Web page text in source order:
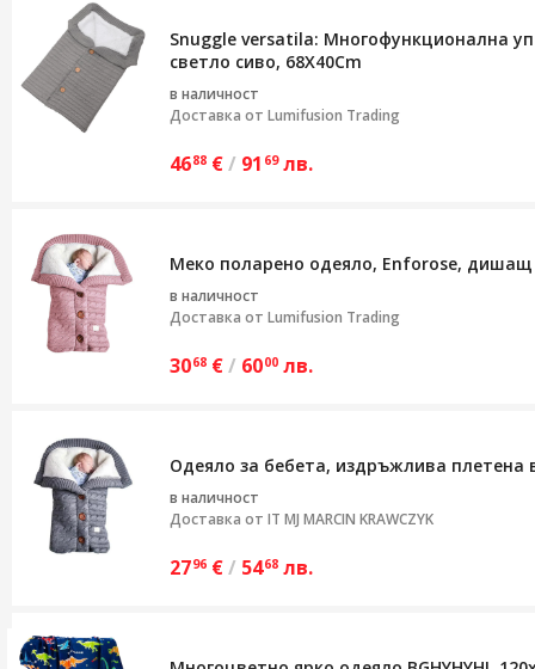
Snuggle versatila: Многофункционална
светло сиво, 68X40Cm
в наличност
Доставка от Lumifusion Trading
4688 €/ 91 69 лв.
Меко поларено одеяло, Enforose,
в наличност
Доставка от Lumifusion Trading
3068 €/ 6000 лв.
Одеяло за бебета, издръжлива плетена
в наличност
Доставка от IT MJ MARCIN KRAWCZYK
2796 €/ 5468 лв.